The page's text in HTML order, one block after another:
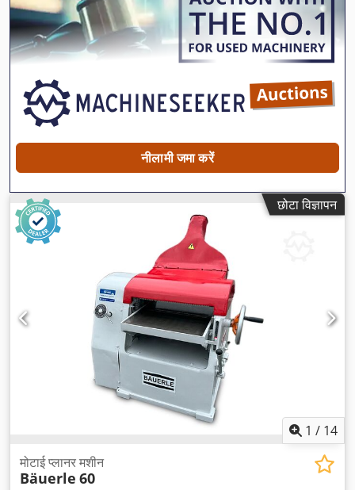
नीलामी जमा करें
छोटा विज्ञापन
1 / 14
मोटाई प्लानर मशीन
Bäuerle 60